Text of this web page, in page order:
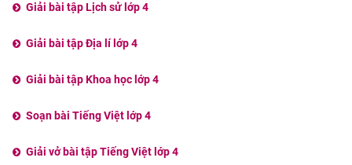
Giải bài tập Lịch sử lớp 4
Giải bài tập Địa lí lớp 4
Giải bài tập Khoa học lớp 4
Soạn bài Tiếng Việt lớp 4
Giải vở bài tập Tiếng Việt lớp 4